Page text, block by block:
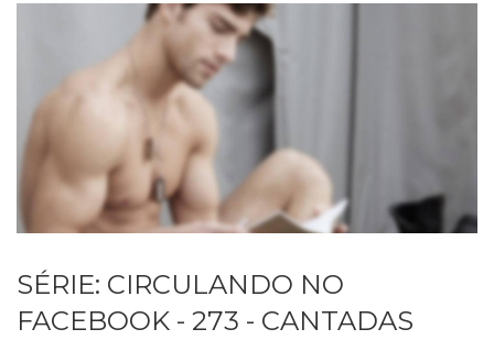
SÉRIE: CIRCULANDO NO
FACEBOOK - 273 - CANTADAS